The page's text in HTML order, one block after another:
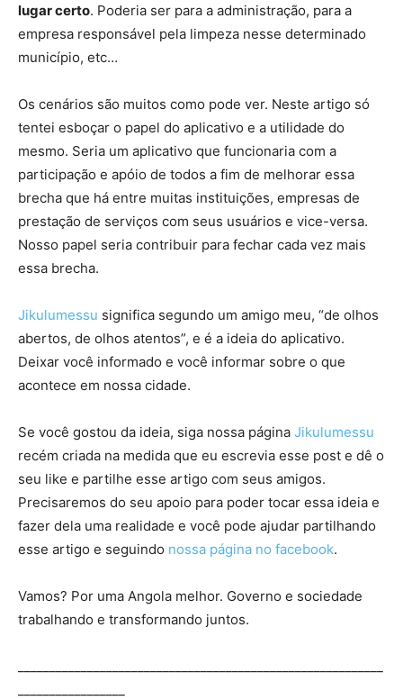
lugar certo. Poderia ser para a administração, para a
empresa responsável pela limpeza nesse determinado
município, etc…
Os cenários são muitos como pode ver. Neste artigo só
tentei esboçar o papel do aplicativo e a utilidade do
mesmo. Seria um aplicativo que funcionaria com a
participação e apóio de todos a fim de melhorar essa
brecha que há entre muitas instituições, empresas de
prestação de serviços com seus usuários e vice-versa.
Nosso papel seria contribuir para fechar cada vez mais
essa brecha.
Jikulumessu significa segundo um amigo meu, “de olhos
abertos, de olhos atentos”, e é a ideia do aplicativo.
Deixar você informado e você informar sobre o que
acontece em nossa cidade.
Se você gostou da ideia, siga nossa página Jikulumessu
recém criada na medida que eu escrevia esse post e dê o
seu like e partilhe esse artigo com seus amigos.
Precisaremos do seu apoio para poder tocar essa ideia e
fazer dela uma realidade e você pode ajudar partilhando
esse artigo e seguindo nossa página no facebook.
Vamos? Por uma Angola melhor. Governo e sociedade
trabalhando e transformando juntos.